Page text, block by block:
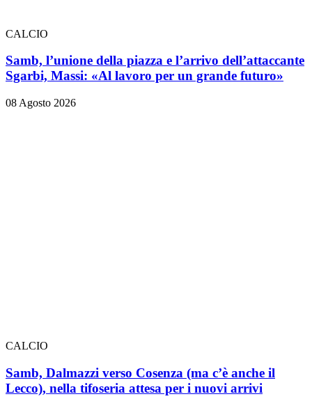
CALCIO
Samb, l’unione della piazza e l’arrivo dell’attaccante
Sgarbi, Massi: «Al lavoro per un grande futuro»
08 Agosto 2026
CALCIO
Samb, Dalmazzi verso Cosenza (ma c’è anche il
Lecco), nella tifoseria attesa per i nuovi arrivi